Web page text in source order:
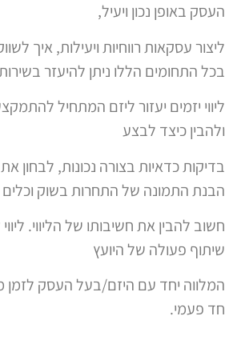
העסק באופן נכון ויעיל,
ליצור עסקאות רווחיות ויעילות, איך
בכל התחומים הללו ניתן להיעזר בשירותי
ליווי יזמים יעזור ליזם המתחיל
ולהבין כיצד לבצע
בדיקות כדאיות בצורה נכונות, לבחון
הבנת התמונה של התחרות בשוק וכלים
חשוב להבין את חשיבותו של הליווי.
שיתוף פעולה של היועץ
המלווה יחד עם היזם/בעל העסק לזמן
חד פעמי.